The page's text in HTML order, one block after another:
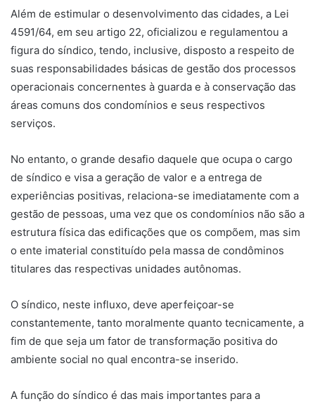
Além de estimular o desenvolvimento das cidades, a Lei
4591/64, em seu artigo 22, oficializou e regulamentou a
figura do síndico, tendo, inclusive, disposto a respeito de
suas responsabilidades básicas de gestão dos processos
operacionais concernentes à guarda e à conservação das
áreas comuns dos condomínios e seus respectivos
serviços.
No entanto, o grande desafio daquele que ocupa o cargo
de síndico e visa a geração de valor e a entrega de
experiências positivas, relaciona-se imediatamente com a
gestão de pessoas, uma vez que os condomínios não são a
estrutura física das edificações que os compõem, mas sim
o ente imaterial constituído pela massa de condôminos
titulares das respectivas unidades autônomas.
O síndico, neste influxo, deve aperfeiçoar-se
constantemente, tanto moralmente quanto tecnicamente, a
fim de que seja um fator de transformação positiva do
ambiente social no qual encontra-se inserido.
A função do síndico é das mais importantes para a